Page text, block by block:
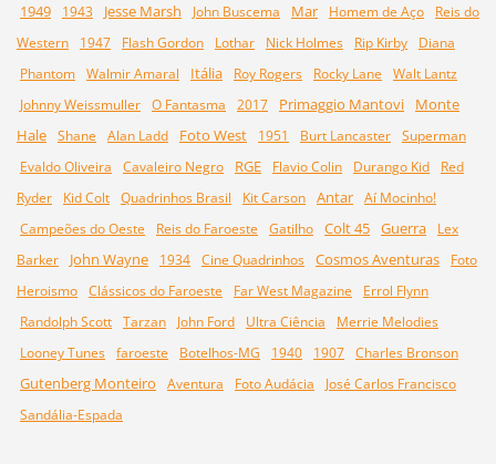
1949
1943 Jesse Marsh John Buscema Mar Homem de Aço
Reis do
Western
1947 Flash Gordon Lothar Nick Holmes Rip Kirby
Diana
Phantom Walmir Amaral Itália Roy Rogers Rocky Lane
Walt Lantz
Johnny Weissmuller O Fantasma 2017 Primaggio Mantovi
Monte
Hale Shane Alan Ladd Foto West 1951 Burt Lancaster Superman
Evaldo Oliveira
Cavaleiro Negro RGE Flavio Colin Durango Kid
Red
Ryder
Kid Colt Quadrinhos Brasil Kit Carson Antar Aí Mocinho!
Campeões do Oeste
Reis do Faroeste Gatilho Colt 45 Guerra
Lex
Barker
John Wayne 1934 Cine Quadrinhos Cosmos Aventuras
Foto
Heroismo Clássicos do Faroeste Far West Magazine
Errol Flynn
Randolph Scott Tarzan John Ford Ultra Ciência
Merrie Melodies
Looney Tunes faroeste Botelhos-MG 1940 1907 Charles Bronson
Gutenberg Monteiro Aventura Foto Audácia
José Carlos Francisco
Sandália-Espada